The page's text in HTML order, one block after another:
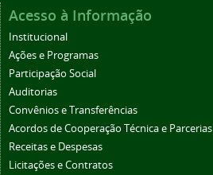
Acesso à Informação
Institucional
Ações e Programas
Participação Social
Auditorias
Convênios e Transferências
Acordos de Cooperação Técnica e Parcerias
Receitas e Despesas
Licitações e Contratos